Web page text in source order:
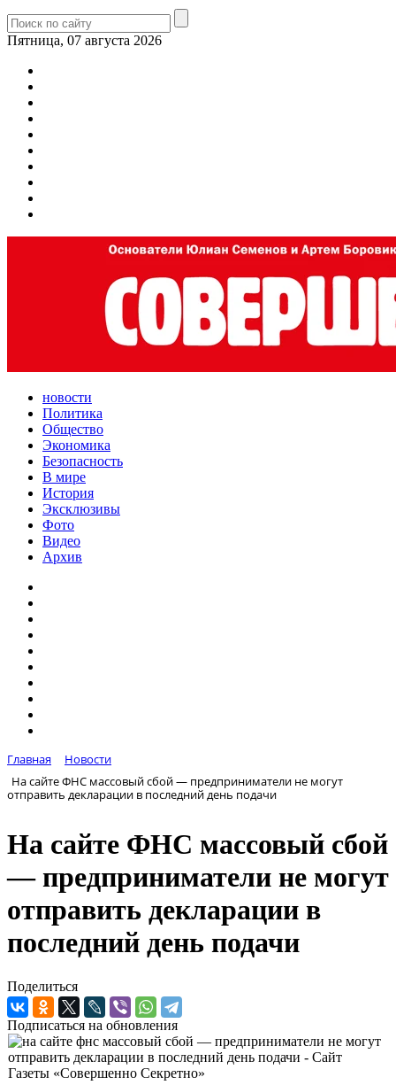
Пятница, 07 августа 2026
новости
Политика
Общество
Экономика
Безопасность
В мире
История
Эксклюзивы
Фото
Видео
Архив
Главная
Новости
На сайте ФНС массовый сбой — предприниматели не могут
отправить декларации в последний день подачи
На сайте ФНС массовый сбой
— предприниматели не могут
отправить декларации в
последний день подачи
Поделиться
Подписаться на обновления